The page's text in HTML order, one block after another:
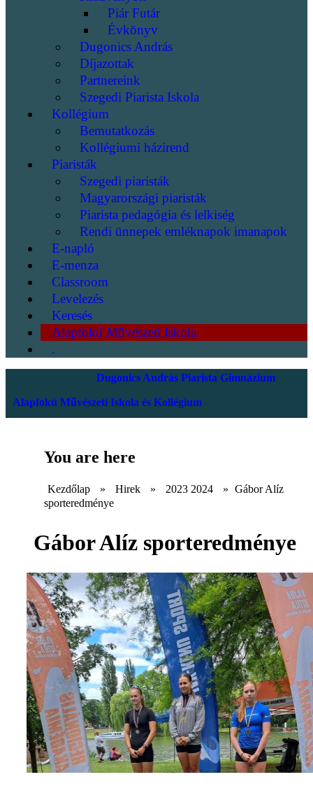
Piár Futár
Évkönyv
Dugonics András
Díjazottak
Partnereink
Szegedi Piarista Iskola
Kollégium
Bemutatkozás
Kollégiumi házirend
Piaristák
Szegedi piaristák
Magyarországi piaristák
Piarista pedagógia és lelkiség
Rendi ünnepek emléknapok imanapok
E-napló
E-menza
Classroom
Levelezés
Keresés
Alapfokú Művészeti Iskola
.
Dugonics András Piarista Gimnázium
Alapfokú Művészeti Iskola és Kollégium
You are here
Kezdőlap » Hirek » 2023 2024 » Gábor Alíz
sporteredménye
Gábor Alíz sporteredménye